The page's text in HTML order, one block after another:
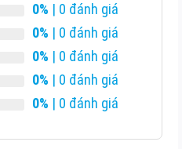
0% | 0 đánh giá
0% | 0 đánh giá
0% | 0 đánh giá
0% | 0 đánh giá
0% | 0 đánh giá